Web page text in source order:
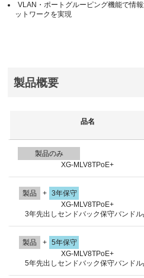
VLAN・ポートグルーピング機能で情
ットワークを実現
製品概要
品名
製品のみ
XG-MLV8TPoE+
製品 + 3年保守
XG-MLV8TPoE+
3年先出しセンドバック保守バンド
製品 + 5年保守
XG-MLV8TPoE+
5年先出しセンドバック保守バンド